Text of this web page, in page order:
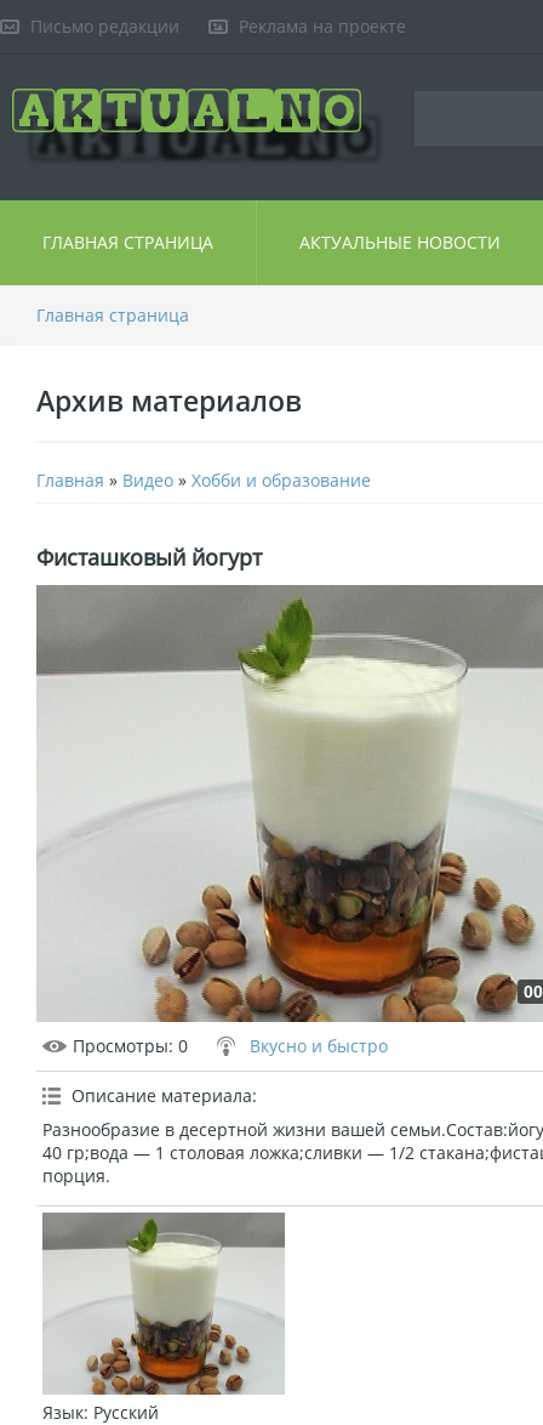
Письмо редакции Реклама на проекте
ГЛАВНАЯ СТРАНИЦА АКТУАЛЬНЫЕ НОВОСТИ
Главная страница
Архив материалов
Главная » Видео » Хобби и образование
Фисташковый йогурт
Просмотры: 0 Вкусно и быстро
Описание материала:
Разнообразие в десертной жизни вашей
40 гр;вода — 1 столовая ложка;сливки — 1/2
порция.
Язык: Русский